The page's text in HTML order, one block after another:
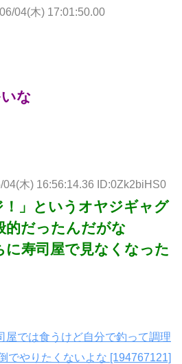
04(木) 17:01:50.00
な
04(木) 16:56:14.36 ID:0Zk2biHS0
！」というオヤジギャグ
的だったんだがな
寿司屋で見なくなった
屋では食うけど自分で釣って調理
でやりたくないよな [194767121]